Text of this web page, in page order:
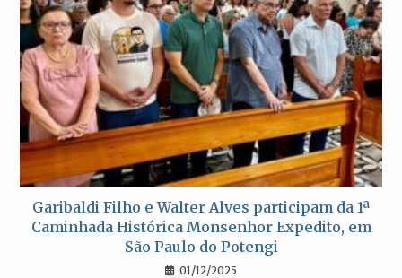
Garibaldi Filho e Walter Alves participam da 1ª
Caminhada Histórica Monsenhor Expedito, em
São Paulo do Potengi
01/12/2025